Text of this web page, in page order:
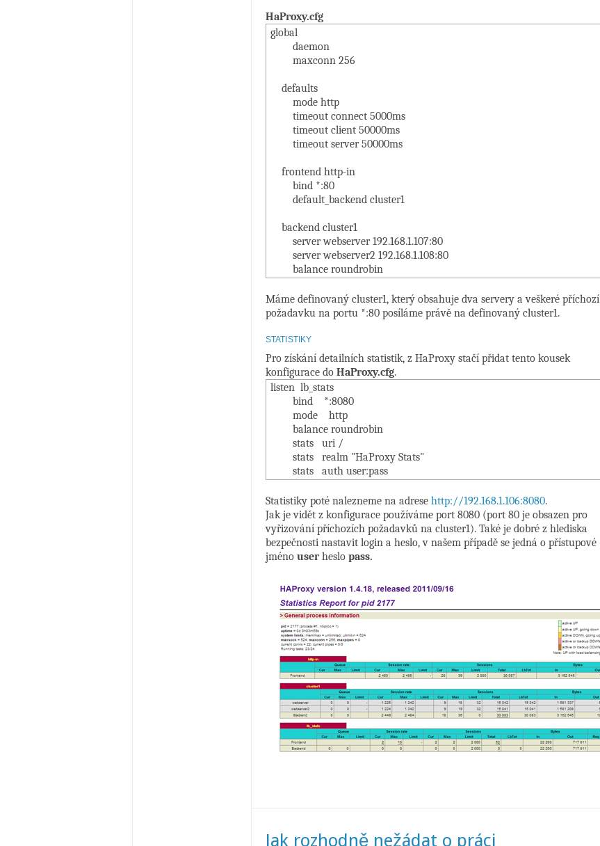
HaProxy.cfg
global
daemon
maxconn 256
defaults
mode http
timeout connect 5000ms
timeout client 50000ms
timeout server 50000ms
frontend http-in
bind *:80
default_backend cluster1
backend cluster1
server webserver 192.168.1.107:80
server webserver2 192.168.1.108:80
balance roundrobin
Máme definovaný cluster1, který obsahuje dva servery a veškeré příchozí
požadavku na portu *:80 posíláme právě na definovaný cluster1.
STATISTIKY
Pro získání detailních statistik, z HaProxy stačí přidat tento kousek
konfigurace do HaProxy.cfg.
listen lb_stats
bind *:8080
mode http
balance roundrobin
stats uri /
stats realm "HaProxy Stats"
stats auth user:pass
Statistiky poté nalezneme na adrese http://192.168.1.106:8080.
Jak je vidět z konfigurace používáme port 8080 (port 80 je obsazen pro
vyřizování příchozích požadavků na cluster1). Také je dobré z hlediska
bezpečnosti nastavit login a heslo, v našem případě se jedná o přístupové
jméno userheslo pass.
Jak rozhodně nežádat o práci